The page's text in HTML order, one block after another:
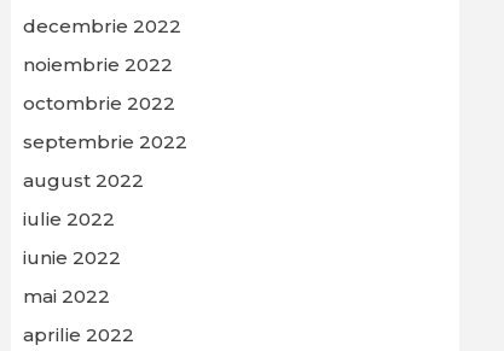
decembrie 2022
noiembrie 2022
octombrie 2022
septembrie 2022
august 2022
iulie 2022
iunie 2022
mai 2022
aprilie 2022